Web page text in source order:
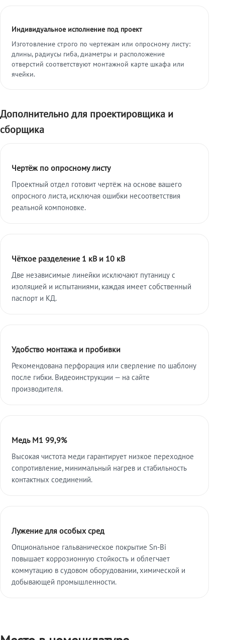
Индивидуальное исполнение под проект
Изготовление строго по чертежам или опросному листу:
длины, радиусы гиба, диаметры и расположение
отверстий соответствуют монтажной карте шкафа или
ячейки.
Дополнительно для проектировщика и
сборщика
Чертёж по опросному листу
Проектный отдел готовит чертёж на основе вашего
опросного листа, исключая ошибки несоответствия
реальной компоновке.
Чёткое разделение 1 кВ и 10 кВ
Две независимые линейки исключают путаницу с
изоляцией и испытаниями, каждая имеет собственный
паспорт и КД.
Удобство монтажа и пробивки
Рекомендована перфорация или сверление по шаблону
после гибки. Видеоинструкции — на сайте
производителя.
Медь М1 99,9%
Высокая чистота меди гарантирует низкое переходное
сопротивление, минимальный нагрев и стабильность
контактных соединений.
Лужение для особых сред
Опциональное гальваническое покрытие Sn-Bi
повышает коррозионную стойкость и облегчает
коммутацию в судовом оборудовании, химической и
добывающей промышленности.